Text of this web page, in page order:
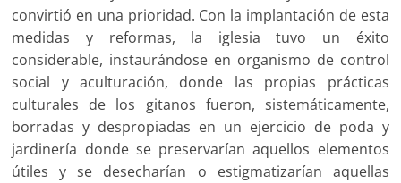
convirtió en una prioridad. Con la implantación de esta
medidas y reformas, la iglesia tuvo un éxito
considerable, instaurándose en organismo de control
social y aculturación, donde las propias prácticas
culturales de los gitanos fueron, sistemáticamente,
borradas y despropiadas en un ejercicio de poda y
jardinería donde se preservarían aquellos elementos
útiles y se desecharían o estigmatizarían aquellas